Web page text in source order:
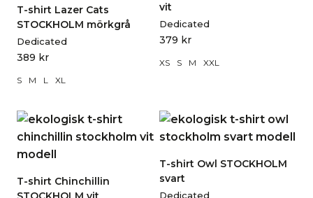
T-shirt Lazer Cats
STOCKHOLM mörkgrå
Dedicated
389 kr
S M L XL
vit
Dedicated
379 kr
XS S M XXL
T-shirt Chinchillin
T-shirt Owl STOCKHOLM
svart
Dedicated